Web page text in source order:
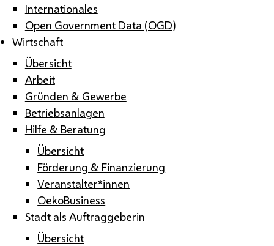
Internationales
Open Government Data (OGD)
Wirtschaft
Übersicht
Arbeit
Gründen & Gewerbe
Betriebsanlagen
Hilfe & Beratung
Übersicht
Förderung & Finanzierung
Veranstalter*innen
OekoBusiness
Stadt als Auftraggeberin
Übersicht